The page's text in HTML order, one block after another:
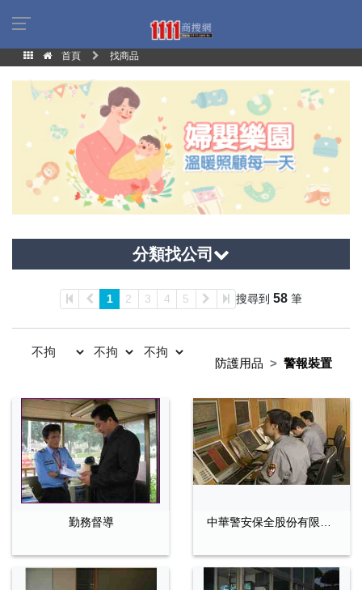
首頁 找商品
分類找公司
1 2 3 4 5 搜尋到 58 筆
防護用品 警報裝置
勤務督導